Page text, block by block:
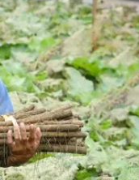
機與家庭情感夾殺下
「女生只要會賣東西
的她對社會長期矮化